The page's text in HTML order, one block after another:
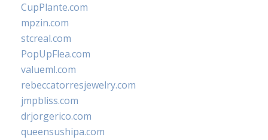
CupPlante.com
mpzin.com
stcreal.com
PopUpFlea.com
valueml.com
rebeccatorresjewelry.com
jmpbliss.com
drjorgerico.com
queensushipa.com